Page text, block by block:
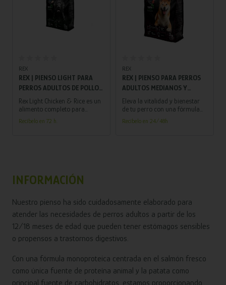
REX
REX | PIENSO LIGHT PARA
PERROS ADULTOS DE POLLO
Y ARROZ | 3 KG
Rex Light Chicken & Rice es un
alimento completo para
perros adultos a partir de los 7
años o con tendencia al
Recíbelo en 72 h.
REX
REX | PIENSO PARA PERROS
ADULTOS MEDIANOS Y
GRANDES DE CORDERO Y
ARROZ | 3 KG
Eleva la vitalidad y bienestar
de tu perro con una fórmula
monoproteica altamente
digestible, brinda a tu mascota
Recíbelo en 24/48h
INFORMACIÓN
Nuestro pienso ha sido cuidadosamente elaborado para
atender las necesidades de perros adultos a partir de los
12/18 meses de edad que pueden tener estómagos sensibles
o propensos a trastornos digestivos.
Con una fórmula monoproteica centrada en el salmón fresco
como única fuente de proteína animal y la patata como
principal fuente de carbohidratos, estamos proporcionando